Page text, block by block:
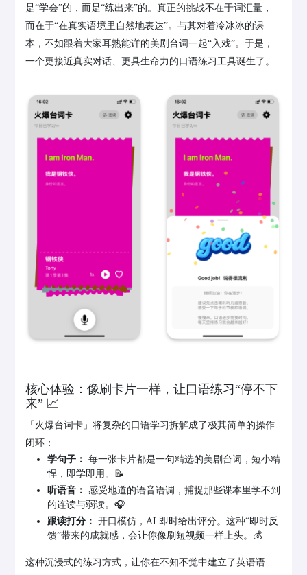
是“学会”的，而是“练出来”的。真正的挑战不在于词汇量，
而在于“在真实语境里自然地表达”。与其对着冷冰冰的课
本，不如跟着大家耳熟能详的美剧台词一起“入戏”。于是，
一个更接近真实对话、更具生命力的口语练习工具诞生了。
核心体验：像刷卡片一样，让口语练习“停不下
来” 📈
「火爆台词卡」将复杂的口语学习拆解成了极其简单的操作
闭环：
学句子： 每一张卡片都是一句精选的美剧台词，短小精
悍，即学即用。📝
听语音： 感受地道的语音语调，捕捉那些课本里学不到
的连读与弱读。🎧
跟读打分： 开口模仿，AI 即时给出评分。这种“即时反
馈”带来的成就感，会让你像刷短视频一样上头。💰
这种沉浸式的练习方式，让你在不知不觉中建立了英语语